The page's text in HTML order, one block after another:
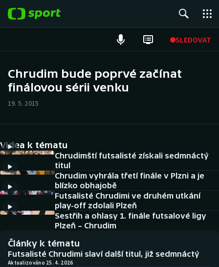
SLEDOVAT
Hokej
Cyklistika
DALŠÍ SPORTY
Americký fotbal
Baseball a softbal
Basketbal
NEPŘEHLÉDNĚTE
Historické návraty
Chrudim bude poprvé začínat
finálovou sérii venku
19. 5. 2015
Videa k tématu
Chrudimští futsalisté získali sedmnáctý
titul
Chrudim vyhrála třetí finále v Plzni a je
blízko obhajobě
Futsalisté Chrudimi ve druhém utkání
play-off zdolali Plzeň
Sestřih a ohlasy 1. finále futsalové ligy
Plzeň – Chrudim
Články k tématu
Futsalisté Chrudimi slaví další titul, již sedmnáctý
Aktualizováno 25. 4. 2026